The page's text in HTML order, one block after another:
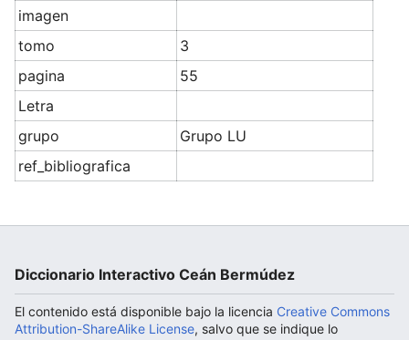
Abrir menú principal
imagen
tomo
3
pagina
55
Letra
grupo
Grupo LU
ref_bibliografica
Diccionario Interactivo Ceán Bermúdez
El contenido está disponible bajo la licencia Creative Commons
Attribution-ShareAlike License, salvo que se indique lo